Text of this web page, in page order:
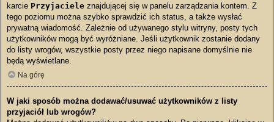
karcie Przyjaciele znajdującej się w panelu zarządzania kontem. Z
tego poziomu można szybko sprawdzić ich status, a także wysłać
prywatną wiadomość. Zależnie od używanego stylu witryny, posty tych
użytkowników mogą być wyróżniane. Jeśli użytkownik zostanie dodany
do listy wrogów, wszystkie posty przez niego napisane domyślnie nie
będą wyświetlane.
Na górę
W jaki sposób można dodawać/usuwać użytkowników z listy
przyjaciół lub wrogów?